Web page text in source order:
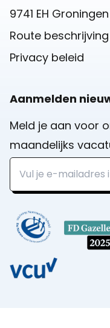
9741 EH Groningen
Route beschrijving
Privacy beleid
Aanmelden
Meld je aan voor
maandelijks